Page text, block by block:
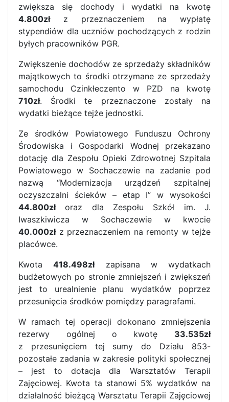
zwiększa się dochody i wydatki na kwotę
4.800złz przeznaczeniem na wypłatę
stypendiów dla uczniów pochodzących z rodzin
byłych pracowników PGR.
Zwiększenie dochodów ze sprzedaży składników
majątkowych to środki otrzymane ze sprzedaży
samochodu Czinkłeczento w PZD na kwotę
710zł. Środki te przeznaczone zostały na
wydatki bieżące tejże jednostki.
Ze środków Powiatowego Funduszu Ochrony
Środowiska i Gospodarki Wodnej przekazano
dotację dla Zespołu Opieki Zdrowotnej Szpitala
Powiatowego w Sochaczewie na zadanie pod
nazwą “Modernizacja urządzeń szpitalnej
oczyszczalni ścieków – etap I” w wysokości
44.800złoraz dla Zespołu Szkół im. J.
Iwaszkiwicza w Sochaczewie w kwocie
40.000złz przeznaczeniem na remonty w tejże
placówce.
Kwota418.498złzapisana w wydatkach
budżetowych po stronie zmniejszeń i zwiększeń
jest to urealnienie planu wydatków poprzez
przesunięcia środków pomiędzy paragrafami.
W ramach tej operacji dokonano zmniejszenia
rezerwy ogólnej o kwotę 33.535zł
z przesunięciem tej sumy do Działu 853-
pozostałe zadania w zakresie polityki społecznej
– jest to dotacja dla Warsztatów Terapii
Zajęciowej. Kwota ta stanowi 5% wydatków na
działalność bieżącą Warsztatu Terapii Zajęciowej